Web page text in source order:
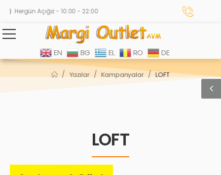
Hergün Açığız - 10:00 - 22:00
EN BG EL RO DE
/ Yazılar / Kampanyalar / LOFT
LOFT